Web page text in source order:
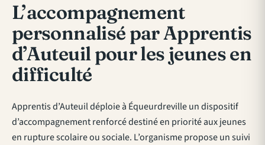
L’accompagnement
personnalisé par Apprentis
d’Auteuil pour les jeunes en
difficulté
Apprentis d’Auteuil déploie à Équeurdreville un dispositif
d’accompagnement renforcé destiné en priorité aux jeunes
en rupture scolaire ou sociale. L’organisme propose un suivi